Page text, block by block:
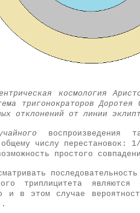
космология
тригонократоров
отклонений от линии
воспроизведения
общему числу
простого
триплицитета являются
и в этом случае